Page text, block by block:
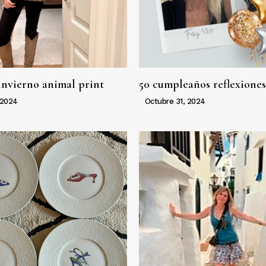
animal print 50 cumpleaños reflexiones
Octubre 31, 2024